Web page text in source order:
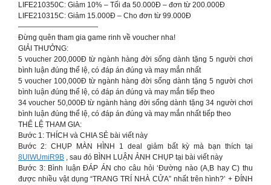
LIFE210350C: Giảm 10% – Tối đa 50.000Đ – đơn từ 200.000Đ
LIFE210315C: Giảm 15.000Đ – Cho đơn từ 99.000Đ
———————————
Đừng quên tham gia game rinh về voucher nha!
GIẢI THƯỞNG:
5 voucher 200,000Đ từ ngành hàng đời sống dành tặng 5 người chơi
bình luận đúng thể lệ, có đáp án đúng và may mắn nhất
5 voucher 100,000Đ từ ngành hàng đời sống dành tặng 5 người chơi
bình luận đúng thể lệ, có đáp án đúng và may mắn tiếp theo
34 voucher 50,000Đ từ ngành hàng đời sống dành tặng 34 người chơi
bình luận đúng thể lệ, có đáp án đúng và may mắn nhất tiếp theo
THỂ LỆ THAM GIA:
Bước 1: THÍCH và CHIA SẺ bài viết này
Bước 2: CHỤP MÀN HÌNH 1 deal giảm bất kỳ mà bạn thích tại
8UlWUmiR9B , sau đó BÌNH LUẬN ẢNH CHỤP tại bài viết này
Bước 3: Bình luận ĐÁP ÁN cho câu hỏi ‘Đường nào (A,B hay C) thu
được nhiều vật dụng “TRANG TRÍ NHÀ CỬA” nhất trên hình?’ + ĐÍNH